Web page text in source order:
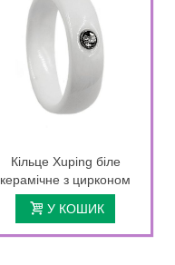
Кільце Xuping біле
керамічне з цирконом
У КОШИК